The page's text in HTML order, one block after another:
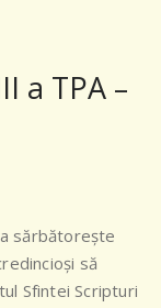
a TPA –
sărbătorește
să
Sfintei Scripturi